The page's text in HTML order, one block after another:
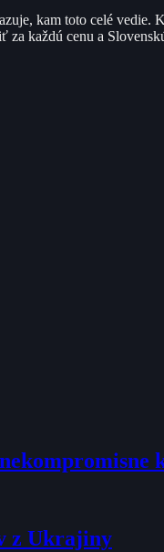
kam toto celé vedie.
za každú cenu a
z Ukrajiny